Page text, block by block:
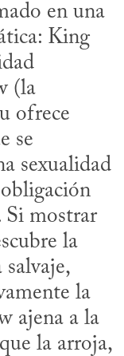
en una
King
(la
ofrece
se
sexualidad
Si mostrar
la
salvaje,
la
ajena a la
la arroja,